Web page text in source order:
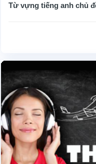
Từ vựng tiếng anh chủ